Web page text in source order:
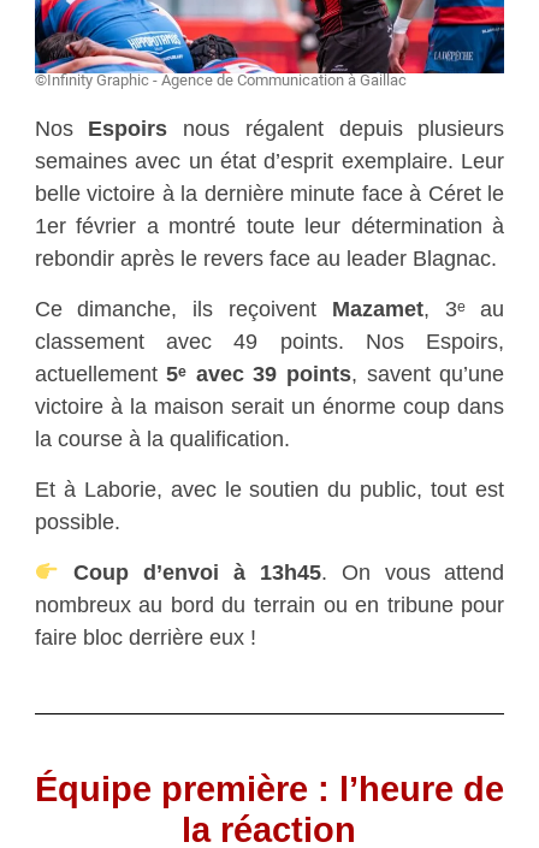
©Infinity Graphic - Agence de Communication à Gaillac
Nos Espoirs nous régalent depuis plusieurs
semaines avec un état d’esprit exemplaire. Leur
belle victoire à la dernière minute face à Céret le
1er février a montré toute leur détermination à
rebondir après le revers face au leader Blagnac.
Ce dimanche, ils reçoivent Mazamet, 3ᵉ au
classement avec 49 points. Nos Espoirs,
actuellement5ᵉ avec 39 points, savent qu’une
victoire à la maison serait un énorme coup dans
la course à la qualification.
Et à Laborie, avec le soutien du public, tout est
possible.
Coup d’envoi à 13h45. On vous attend
nombreux au bord du terrain ou en tribune pour
faire bloc derrière eux !
Équipe première : l’heure de
la réaction